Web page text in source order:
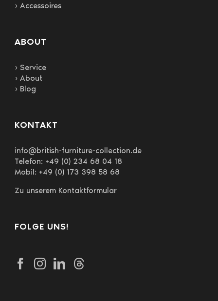
› Accessoires
ABOUT
› Service
› About
› Blog
KONTAKT
info@british-furniture-collection.de
Telefon: +49 (0) 234 68 04 18
Mobil: +49 (0) 173 398 58 68
Zu unserem Kontaktformular
FOLGE UNS!